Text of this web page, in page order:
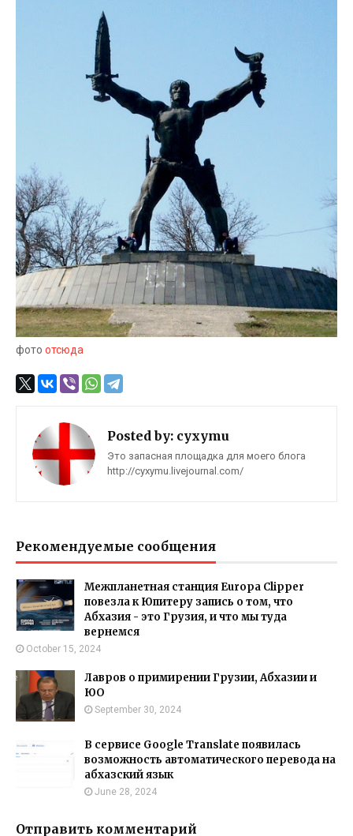
фото отсюда
Posted by: cyxymu
Это запасная площадка для моего блога
http://cyxymu.livejournal.com/
Рекомендуемые сообщения
Межпланетная станция Europa Clipper
повезла к Юпитеру запись о том, что
Абхазия - это Грузия, и что мы туда
вернемся
October 15, 2024
Лавров о примирении Грузии, Абхазии и
ЮО
September 30, 2024
В сервисе Google Translate появилась
возможность автоматического перевода на
абхазский язык
June 28, 2024
Отправить комментарий